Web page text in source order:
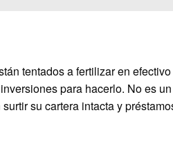
tentados a fertilizar en efectivo
para hacerlo. No es un
su cartera intacta y